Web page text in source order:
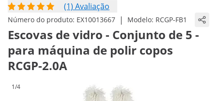
(1) Avaliação
Número do produto: EX10013667 | Modelo: RCGP-FB1
Escovas de vidro - Conjunto de 5 -
para máquina de polir copos
RCGP-2.0A
1/4